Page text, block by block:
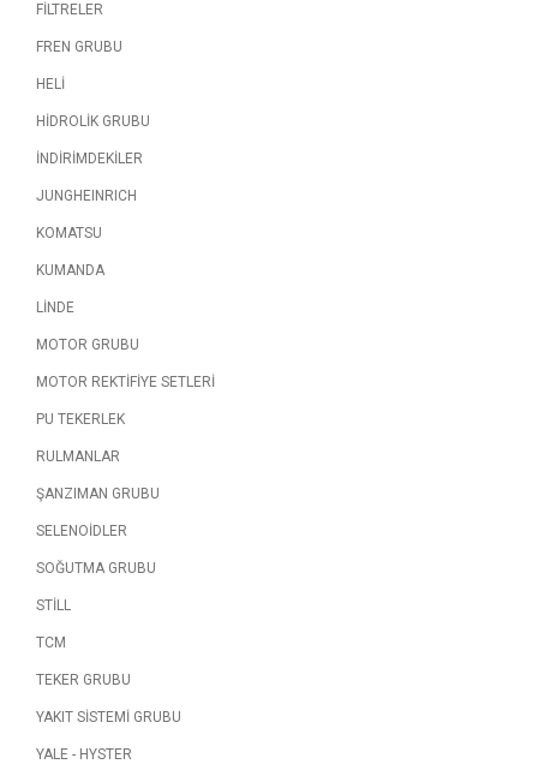
FİLTRELER
FREN GRUBU
HELİ
HİDROLİK GRUBU
İNDİRİMDEKİLER
JUNGHEINRICH
KOMATSU
KUMANDA
LİNDE
MOTOR GRUBU
MOTOR REKTİFİYE SETLERİ
PU TEKERLEK
RULMANLAR
ŞANZIMAN GRUBU
SELENOİDLER
SOĞUTMA GRUBU
STİLL
TCM
TEKER GRUBU
YAKIT SİSTEMİ GRUBU
YALE - HYSTER